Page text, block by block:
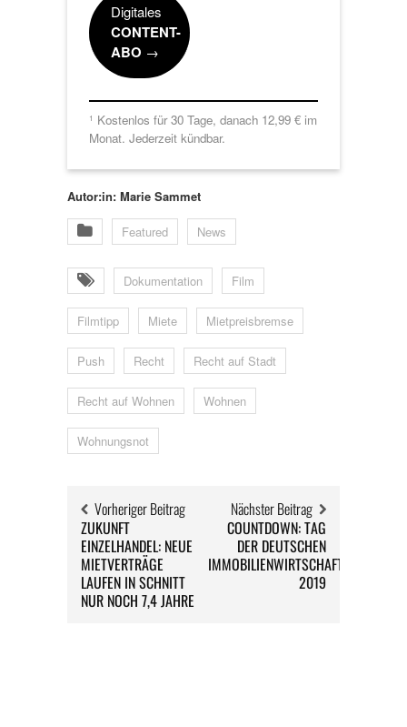
Digitales
CONTENT-
ABO →
1 Kostenlos für 30 Tage, danach 12,99 € im
Monat. Jederzeit kündbar.
Autor:in: Marie Sammet
Featured News
Dokumentation Film
Filmtipp Miete Mietpreisbremse
Push Recht Recht auf Stadt
Recht auf Wohnen Wohnen
Wohnungsnot
Vorheriger Beitrag
ZUKUNFT
EINZELHANDEL: NEUE
MIETVERTRÄGE
LAUFEN IN SCHNITT
NUR NOCH 7,4 JAHRE
Nächster Beitrag
COUNTDOWN: TAG
DER DEUTSCHEN
IMMOBILIENWIRTSCHAFT
2019